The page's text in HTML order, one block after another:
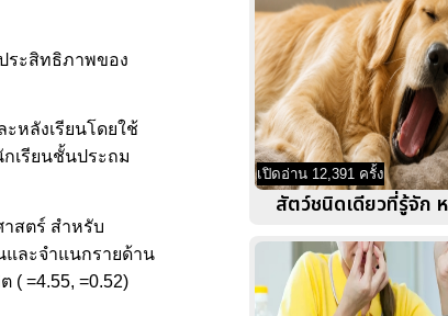
ระสิทธิภาพของ
หลังเรียนโดยใช้
เรียนชั้นประถม
สตร์ สำหรับ
และจำแนกรายด้าน
( =4.55, =0.52)
เปิดอ่าน 12,391 ครั้ง
สัตว์ชนิดเดียวที่รู้จัก